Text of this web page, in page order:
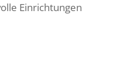
Einrichtungen